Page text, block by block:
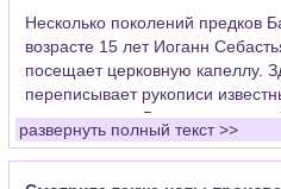
Несколько поколений предков
возрасте 15 лет Иоганн
посещает церковную капеллу.
переписывает рукописи
композиторов. Впоследствии
придворного оркестра,
где уделял много времени
развернуть полный текст >>